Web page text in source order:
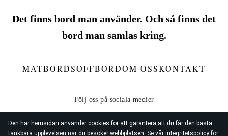
Den här hemsidan använder cookies för att garantera att du får den bästa
tänkbara upplevelsen när du besöker webbplatsen. Se vår integritetspolicyför
Det finns bord man använder. Och så finns det
bord man samlas kring.
MATBORDSOFFBORDOM OSSKONTAKT